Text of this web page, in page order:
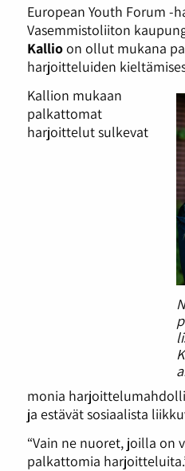
European Youth Forum -
Vasemmistoliiton
Kallioon ollut mukana
harjoitteluiden
Kallion mukaan
palkattomat
harjoittelut sulkevat
monia
ja estävät sosiaalista
“Vain ne nuoret, joilla on
palkattomia